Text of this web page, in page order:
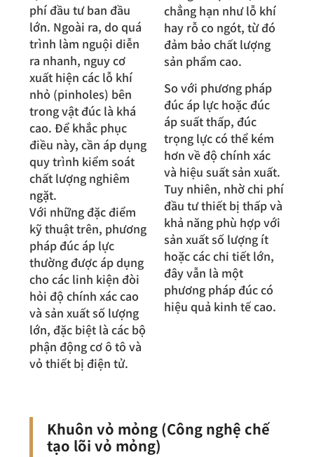
phí đầu tư ban đầu
lớn. Ngoài ra, do quá
trình làm nguội diễn
ra nhanh, nguy cơ
xuất hiện các lỗ khí
nhỏ (pinholes) bên
trong vật đúc là khá
cao. Để khắc phục
điều này, cần áp dụng
quy trình kiểm soát
chất lượng nghiêm
ngặt.
Với những đặc điểm
kỹ thuật trên, phương
pháp đúc áp lực
thường được áp dụng
cho các linh kiện đòi
hỏi độ chính xác cao
và sản xuất số lượng
lớn, đặc biệt là các bộ
phận động cơ ô tô và
vỏ thiết bị điện tử.
chẳng hạn như lỗ khí
hay rỗ co ngót, từ đó
đảm bảo chất lượng
sản phẩm cao.
So với phương pháp
đúc áp lực hoặc đúc
áp suất thấp, đúc
trọng lực có thể kém
hơn về độ chính xác
và hiệu suất sản xuất.
Tuy nhiên, nhờ chi phí
đầu tư thiết bị thấp và
khả năng phù hợp với
sản xuất số lượng ít
hoặc các chi tiết lớn,
đây vẫn là một
phương pháp đúc có
hiệu quả kinh tế cao.
Khuôn vỏ mỏng (Công nghệ chế
tạo lõi vỏ mỏng)